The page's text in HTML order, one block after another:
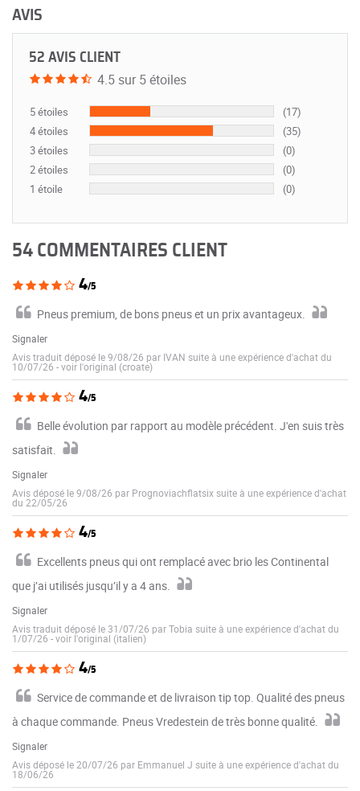
AVIS
52 AVIS CLIENT
4.5 sur 5 étoiles
5 étoiles
(17)
4 étoiles
(35)
3 étoiles
(0)
2 étoiles
(0)
1 étoile
(0)
54 COMMENTAIRES CLIENT
4/5
Pneus premium, de bons pneus et un prix avantageux.
Signaler
Avis traduit déposé le 9/08/26 par IVAN suite à une expérience d'achat du
10/07/26 -voir l'original (croate)
4/5
Belle évolution par rapport au modèle précédent. J'en suis très
satisfait.
Signaler
Avis déposé le 9/08/26 par Prognoviachflatsix suite à une expérience d'achat
du 22/05/26
4/5
Excellents pneus qui ont remplacé avec brio les Continental
que j’ai utilisés jusqu’il y a 4 ans.
Signaler
Avis traduit déposé le 31/07/26 par Tobia suite à une expérience d'achat du
1/07/26 -voir l'original (italien)
4/5
Service de commande et de livraison tip top. Qualité des pneus
à chaque commande. Pneus Vredestein de très bonne qualité.
Signaler
Avis déposé le 20/07/26 par Emmanuel J suite à une expérience d'achat du
18/06/26